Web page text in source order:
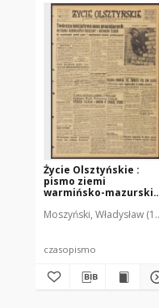
Życie Olsztyńskie :
pismo ziemi
warmińsko-
Moszyński, Władysław
czasopismo